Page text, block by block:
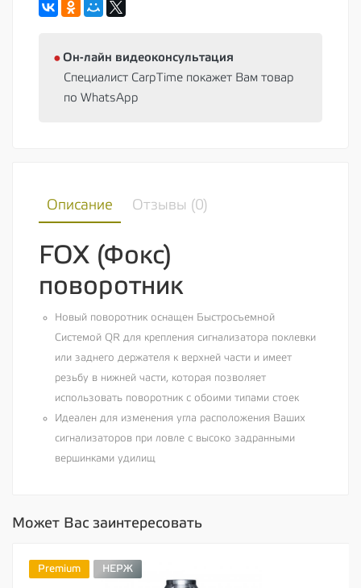
⦁ Oн-лайн видеоконсультация
Специалист CarpTime покажет Вам товар
по WhatsApp
Описание Отзывы (0)
FOX (Фокс)
поворотник
Новый поворотник оснащен Быстросъемной
Системой QR для крепления сигнализатора поклевки
или заднего держателя к верхней части и имеет
резьбу в нижней части, которая позволяет
использовать поворотник с обоими типами стоек
Идеален для изменения угла расположения Ваших
сигнализаторов при ловле с высоко задранными
вершинками удилищ
Может Вас заинтересовать
Premium НЕРЖ